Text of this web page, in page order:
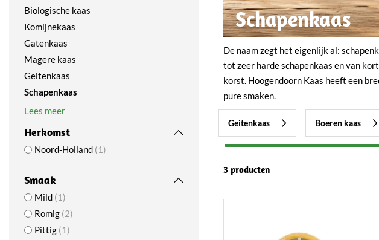
Schapenkaas
De naam zegt het eigenlijk al:
tot zeer harde schapenkaas en van
korst. Hoogendoorn Kaas heeft een
pure smaken.
Geitenkaas Boeren kaas
3 producten
Biologische kaas
Komijnekaas
Gatenkaas
Magere kaas
Geitenkaas
Schapenkaas
Lees meer
Herkomst
Noord-Holland 1
Smaak
Mild 1
Romig 2
Pittig 1